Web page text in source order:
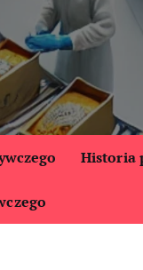
Historia